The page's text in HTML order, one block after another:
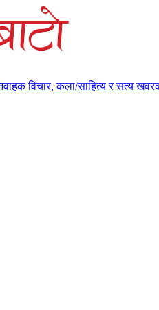
विचार, कला/साहित्य र सत्य